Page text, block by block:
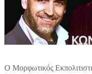
Ο Μορφωτικός